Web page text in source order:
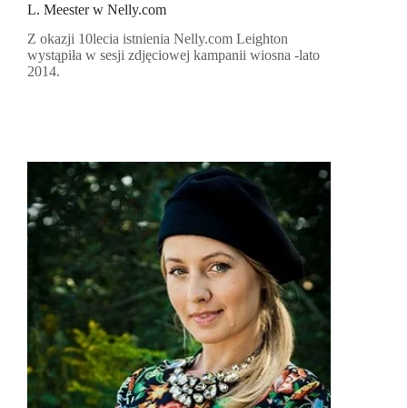
L. Meester w Nelly.com
Z okazji 10lecia istnienia Nelly.com Leighton
wystąpiła w sesji zdjęciowej kampanii wiosna -lato
2014.